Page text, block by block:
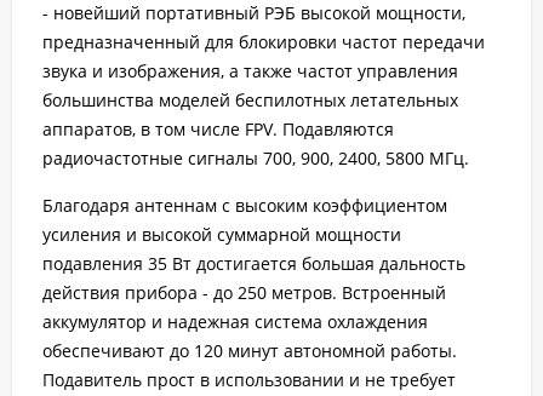
- новейший портативный РЭБ высокой мощности,
предназначенный для блокировки частот передачи
звука и изображения, а также частот управления
большинства моделей беспилотных летательных
аппаратов, в том числе FPV. Подавляются
радиочастотные сигналы 700, 900, 2400, 5800 МГц.
Благодаря антеннам с высоким коэффициентом
усиления и высокой суммарной мощности
подавления 35 Вт достигается большая дальность
действия прибора - до 250 метров. Встроенный
аккумулятор и надежная система охлаждения
обеспечивают до 120 минут автономной работы.
Подавитель прост в использовании и не требует